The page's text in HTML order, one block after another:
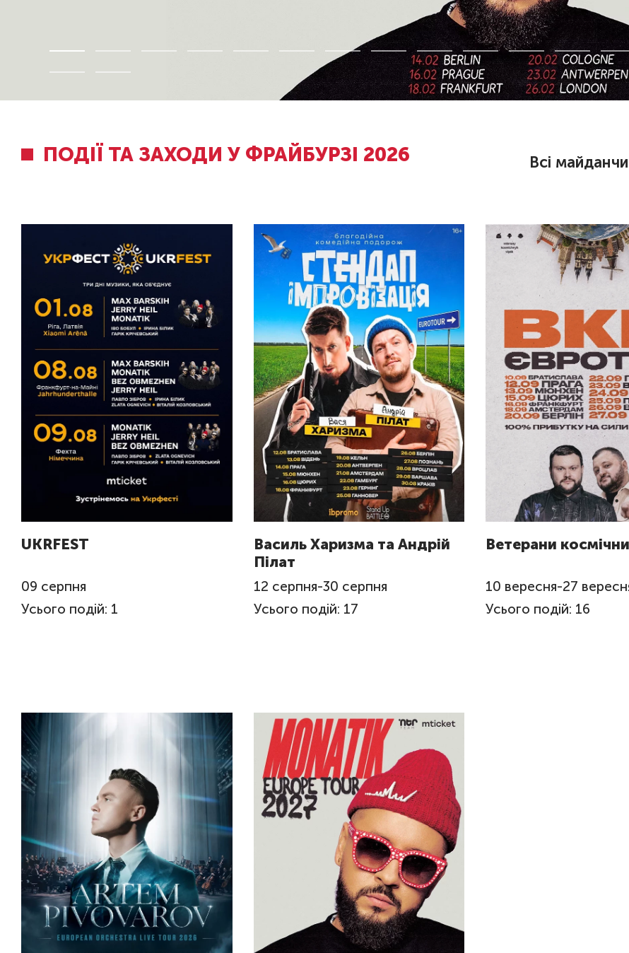
ПОДІЇ ТА ЗАХОДИ У ФРАЙБУРЗІ 2026 Всі
UKRFEST
09 серпня
Усього подій: 1
Василь Харизма та Андрій
Пілат
12 серпня-30 серпня
Усього подій: 17
Ветерани
10 вересня-27
Усього подій: 16